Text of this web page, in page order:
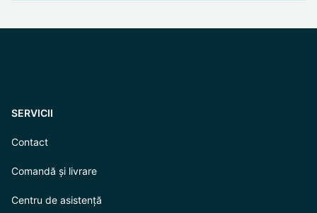
SERVICII
Contact
Comandă și livrare
Centru de asistență